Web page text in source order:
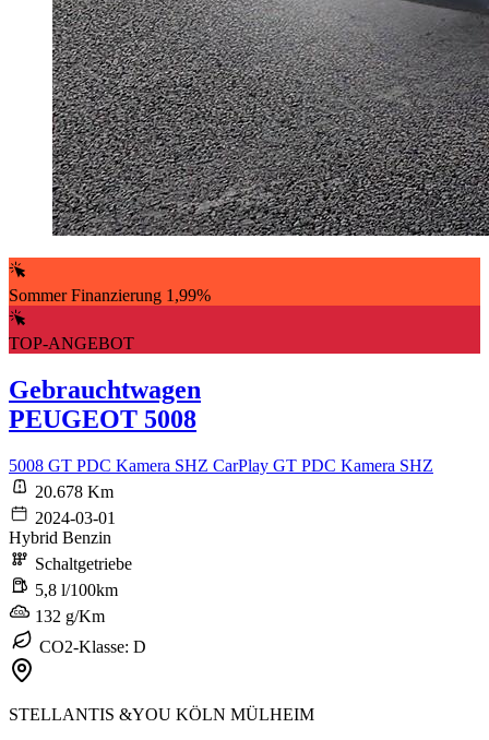
Sommer Finanzierung 1,99%
TOP-ANGEBOT
Gebrauchtwagen
PEUGEOT 5008
5008 GT PDC Kamera SHZ CarPlay GT PDC Kamera SHZ
20.678 Km
2024-03-01
Hybrid Benzin
Schaltgetriebe
5,8 l/100km
132 g/Km
CO2-Klasse: D
STELLANTIS &YOU KÖLN MÜLHEIM